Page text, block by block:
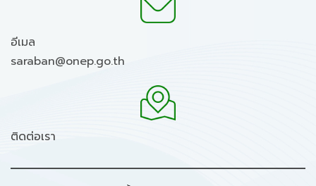
อีเมล
saraban@onep.go.th
ติดต่อเรา